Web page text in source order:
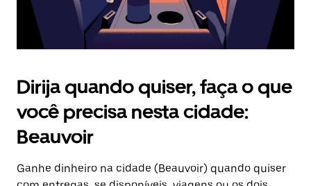
Dirija quando quiser, faça o que
você precisa nesta cidade:
Beauvoir
Ganhe dinheiro na cidade (Beauvoir) quando quiser